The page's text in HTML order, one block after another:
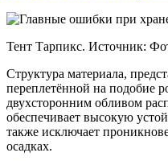
Тент Тарпикс. Источник:
Структура материала,
переплетённой на подобие
двухсторонним обливом
обеспечивает высокую
также исключает
осадках.